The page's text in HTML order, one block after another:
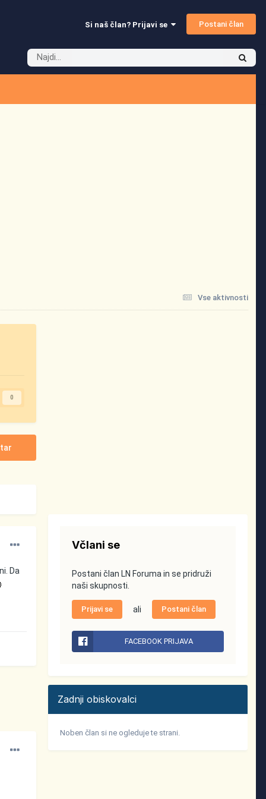
Si naš član? Prijavi se Postani član
Vse aktivnosti
0
Da
Včlani se
Postani član LN Foruma in se pridruži
naši skupnosti.
Prijavi se ali Postani član
FACEBOOK PRIJAVA
Zadnji obiskovalci
Noben član si ne ogleduje te strani.